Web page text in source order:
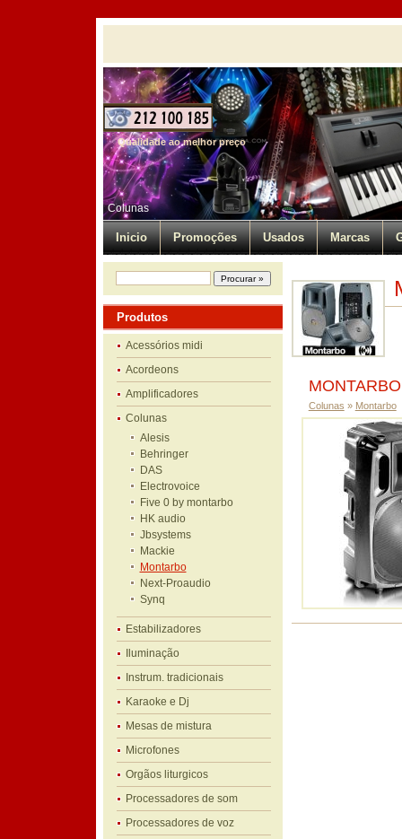
Qualidade ao melhor preço
Colunas
Inicio Promoções Usados Marcas
Produtos
Acessórios midi
Acordeons
Amplificadores
Colunas
Alesis
Behringer
DAS
Electrovoice
Five 0 by montarbo
HK audio
Jbsystems
Mackie
Montarbo
Next-Proaudio
Synq
Estabilizadores
Iluminação
Instrum. tradicionais
Karaoke e Dj
Mesas de mistura
Microfones
Orgãos liturgicos
Processadores de som
Processadores de voz
Colunas » Montarbo